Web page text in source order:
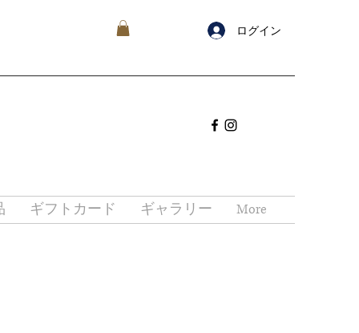
ログイン
ギフトカード ギャラリー More